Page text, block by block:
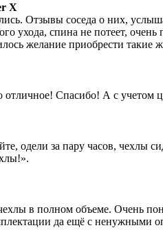
X
Отзывы соседа о них,
ухода, спина не потеет,
желание приобрести такие
Спасибо! А с учетом
одели за пару часов, чехлы
в полном объеме. Очень
да ещё с ненужными